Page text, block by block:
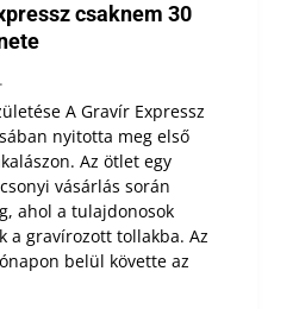
csaknem 30
A Gravír Expressz
nyitotta meg első
Az ötlet egy
vásárlás során
ahol a tulajdonosok
a gravírozott tollakba. Az
belül követte az